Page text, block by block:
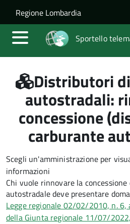
Salta al contenuto
Skip to site navigation
Regione Lombardia
Sportello
Distributori
autostradali:
concessione
carburante
Scegli un'amministrazione per
informazioni
Chi vuole rinnovare la
autostradale deve presentare
Legge regionale 02/02/2010, n. 6,
della Giunta regionale 11/07/